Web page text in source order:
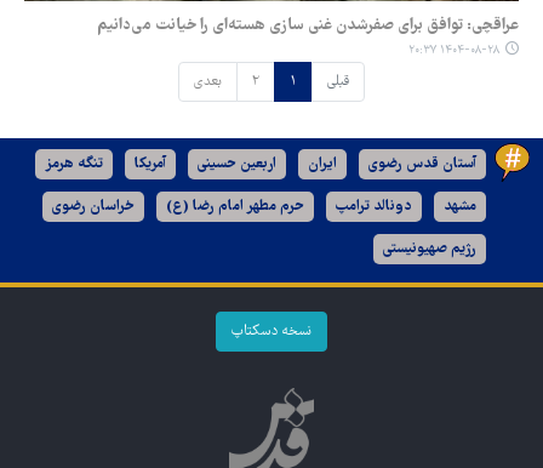
عراقچی: توافق برای صفرشدن غنی سازی هسته‌ای را خیانت می‌دانیم
۱۴۰۴-۰۸-۲۸ ۲۰:۳۷
قبلی ۱ ۲ بعدی
آستان قدس رضوی ایران اربعین حسینی آمریکا تنگه هرمز
مشهد دونالد ترامپ حرم مطهر امام رضا (ع) خراسان رضوی
رژیم صهیونیستی
نسخه دسکتاپ